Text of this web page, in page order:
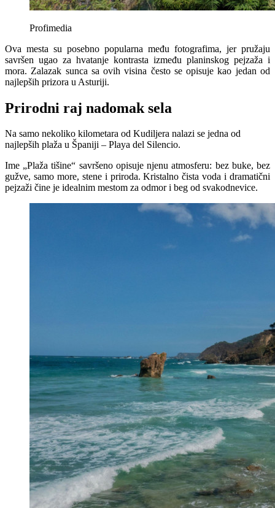
Profimedia
Ova mesta su posebno popularna među fotografima, jer pružaju
savršen ugao za hvatanje kontrasta između planinskog pejzaža i
mora. Zalazak sunca sa ovih visina često se opisuje kao jedan od
najlepših prizora u Asturiji.
Prirodni raj nadomak sela
Na samo nekoliko kilometara od Kudiljera nalazi se jedna od
najlepših plaža u Španiji – Playa del Silencio.
Ime „Plaža tišine“ savršeno opisuje njenu atmosferu: bez buke, bez
gužve, samo more, stene i priroda. Kristalno čista voda i dramatični
pejzaži čine je idealnim mestom za odmor i beg od svakodnevice.